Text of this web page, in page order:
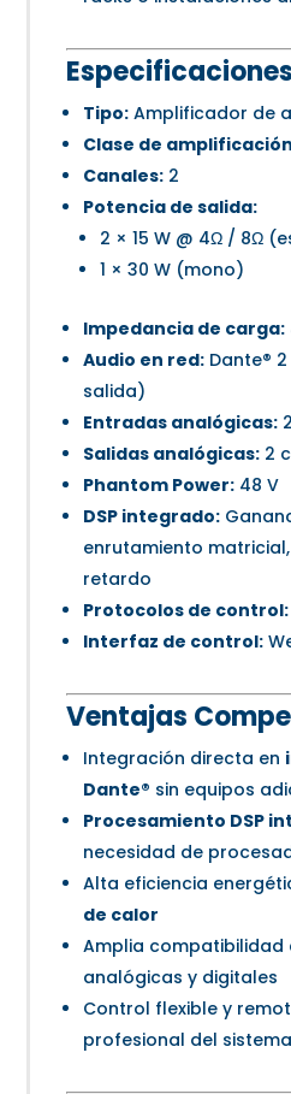
Tipo: Amplificador de
Clase de
Canales: 2
Potencia de salida:
2 × 15 W @ 4Ω / 8Ω
1 × 30 W (mono)
Impedancia de carga:
Audio en red: Dante®
salida)
Entradas analógicas:
Salidas analógicas: 2
Phantom Power: 48 V
DSP integrado:
enrutamiento matricial,
retardo
Protocolos de control:
Interfaz de control:
Ventajas
Integración directa en
Dante® sin equipos
Procesamiento DSP
necesidad de
Alta eficiencia
de calor
Amplia compatibilidad
analógicas y digitales
Control flexible y
profesional del sistema